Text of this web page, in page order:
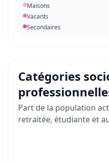
Maisons
Vacants
Secondaires
Catégories
Part de la population
retraitée, étudiante et